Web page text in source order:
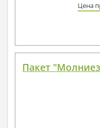
Цена
Пакет